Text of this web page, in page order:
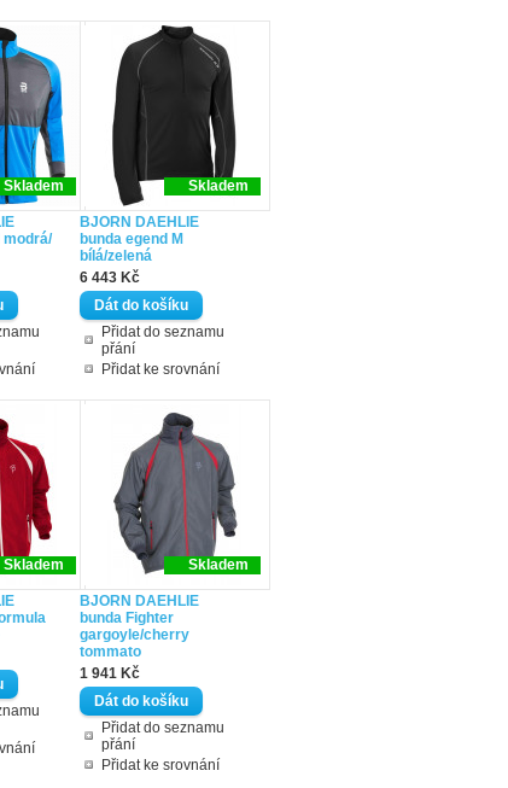
Skladem
modrá/
Skladem
BJORN DAEHLIE
bunda egend M
bílá/zelená
6 443 Kč
Přidat do seznamu
přání
Přidat ke srovnání
Skladem Skladem
BJORN DAEHLIE
bunda Fighter
gargoyle/cherry
tommato
1 941 Kč
Přidat do seznamu
přání
Přidat ke srovnání